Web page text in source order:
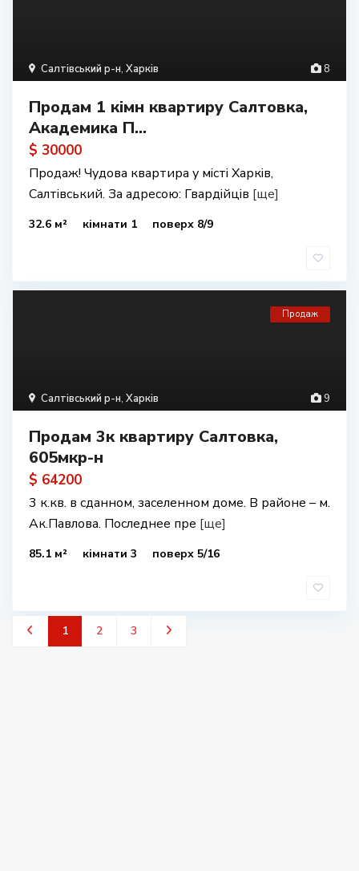
8
Салтівський р-н, Харків
Продам 1 кімн квартиру Салтовка,
Академика П...
$ 30000
Продаж! Чудова квартира у місті Харків,
Салтівський. За адресою: Гвардійців [ще]
32.6 м² кімнати 1 поверх 8/9
9
Салтівський р-н, Харків
Продаж
Продам 3к квартиру Салтовка,
605мкр-н
$ 64200
3 к.кв. в сданном, заселенном доме. В районе – м.
Ак.Павлова. Последнее пре [ще]
85.1 м² кімнати 3 поверх 5/16
1 2 3